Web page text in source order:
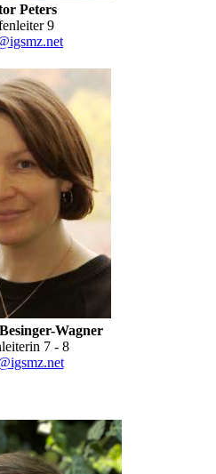
Peters
9
Wagner
7 - 8